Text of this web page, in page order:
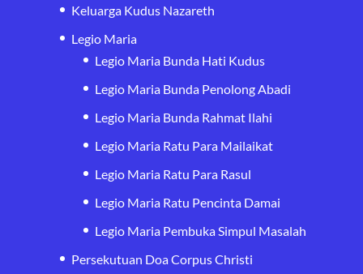
Keluarga Kudus Nazareth
Legio Maria
Legio Maria Bunda Hati Kudus
Legio Maria Bunda Penolong Abadi
Legio Maria Bunda Rahmat Ilahi
Legio Maria Ratu Para Mailaikat
Legio Maria Ratu Para Rasul
Legio Maria Ratu Pencinta Damai
Legio Maria Pembuka Simpul Masalah
Persekutuan Doa Corpus Christi